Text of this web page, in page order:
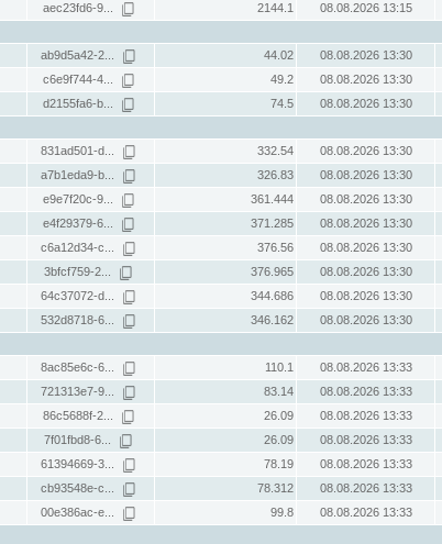
aec23fd6-9... 2144.1
08.08.2026 13:15
ab9d5a42-2... 44.02
08.08.2026 13:30
c6e9f744-4... 49.2
08.08.2026 13:30
d2155fa6-b... 74.5
08.08.2026 13:30
831ad501-d... 332.54
08.08.2026 13:30
a7b1eda9-b... 326.83
08.08.2026 13:30
e9e7f20c-9... 361.444
08.08.2026 13:30
e4f29379-6... 371.285
08.08.2026 13:30
c6a12d34-c... 376.56
08.08.2026 13:30
3bfcf759-2... 376.965
08.08.2026 13:30
64c37072-d... 344.686
08.08.2026 13:30
532d8718-6... 346.162
08.08.2026 13:30
8ac85e6c-6... 110.1
08.08.2026 13:33
721313e7-9... 83.14
08.08.2026 13:33
86c5688f-2... 26.09
08.08.2026 13:33
7f01fbd8-6... 26.09
08.08.2026 13:33
61394669-3... 78.19
08.08.2026 13:33
cb93548e-c... 78.312
08.08.2026 13:33
00e386ac-e... 99.8
08.08.2026 13:33